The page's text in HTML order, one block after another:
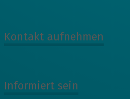
Kontakt aufnehmen
Informiert sein